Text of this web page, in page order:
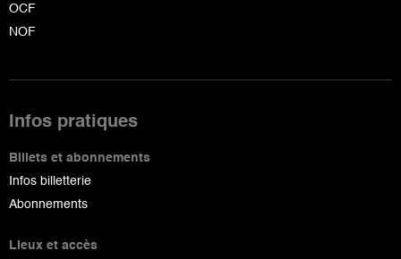
OCF
NOF
Infos pratiques
Billets et abonnements
Infos billetterie
Abonnements
Lieux et accès